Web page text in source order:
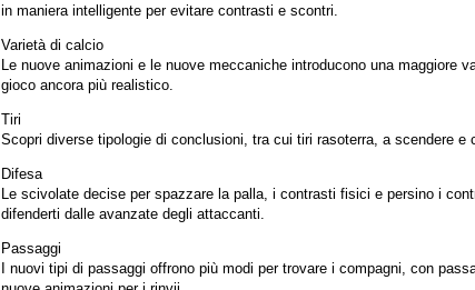
in maniera intelligente per evitare contrasti e scontri.
Varietà di calcio
Le nuove animazioni e le nuove meccaniche introducono una maggiore
gioco ancora più realistico.
Tiri
Scopri diverse tipologie di conclusioni, tra cui tiri rasoterra, a scendere
Difesa
Le scivolate decise per spazzare la palla, i contrasti fisici e persino i
difenderti dalle avanzate degli attaccanti.
Passaggi
I nuovi tipi di passaggi offrono più modi per trovare i compagni, con